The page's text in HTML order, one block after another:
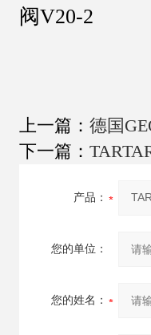
阀V20-2
上一篇： 德国
下一篇：
产品：
您的单位：
您的姓名：